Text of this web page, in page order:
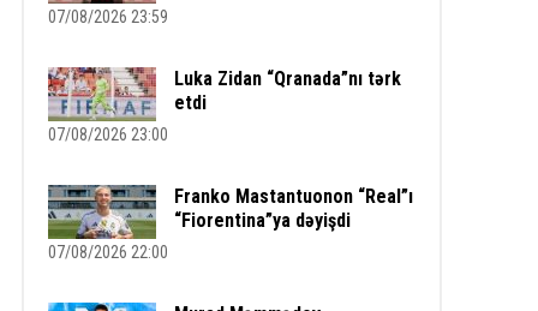
07/08/2026 23:59
Luka Zidan “Qranada”nı tərk
etdi
07/08/2026 23:00
Franko Mastantuonon “Real”ı
“Fiorentina”ya dəyişdi
07/08/2026 22:00